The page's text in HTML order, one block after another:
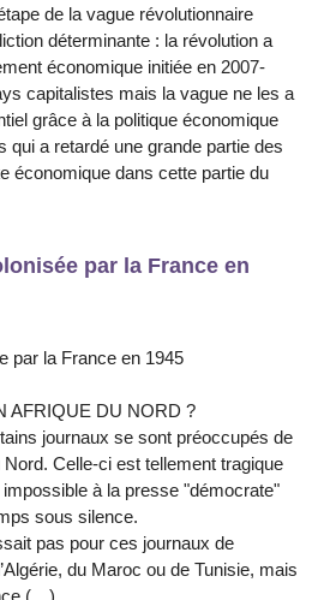
de la vague révolutionnaire
déterminante : la révolution a
économique initiée en 2007-
capitalistes mais la vague ne les a
grâce à la politique économique
qui a retardé une grande partie des
économique dans cette partie du
par la France en
par la France en 1945
AFRIQUE DU NORD ?
journaux se sont préoccupés de
Celle-ci est tellement tragique
impossible à la presse "démocrate"
sous silence.
pas pour ces journaux de
du Maroc ou de Tunisie, mais
(…)